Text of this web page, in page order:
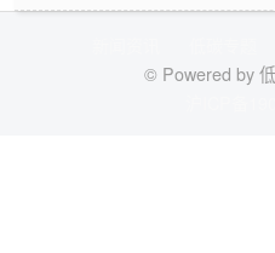
© Powered by